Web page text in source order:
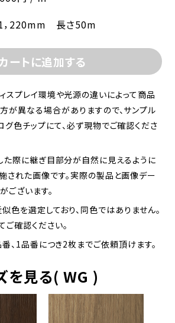
，220mm 長さ50m
ートに追加する
スプレイ環境や光源の違いによって商品
が異なる場合がありますので、サンプル
グ色チップにて、必ず現物でご確認くださ
た際に継ぎ目部分が自然に見えるように
された画像です。実際の製品と画像デー
ございます。
色を選定しており、同色ではありません。
確認ください。
、1品番につき2枚までご依頼頂けます。
を見る( WG )